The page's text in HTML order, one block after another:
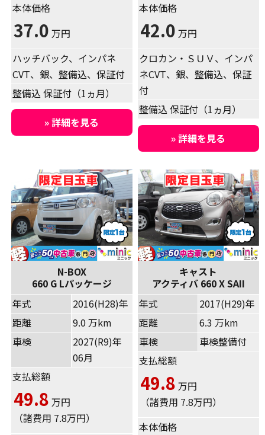
本体価格
37.0 万円
ハッチバック、インパネ
CVT、銀、整備込、保証付
整備込 保証付（1ヵ月）
» 詳細を見る
本体価格
42.0 万円
クロカン・ＳＵＶ、インパ
ネCVT、銀、整備込、保証
付
整備込 保証付（1ヵ月）
» 詳細を見る
N-BOX
660 G Lパッケージ
年式
2016(H28)年
距離
9.0 万km
車検
2027(R9)年
06月
支払総額
49.8 万円
（諸費用 7.8万円）
キャスト
アクティバ 660 X SAII
年式
2017(H29)年
距離
6.3 万km
車検
車検整備付
支払総額
49.8 万円
（諸費用 7.8万円）
本体価格